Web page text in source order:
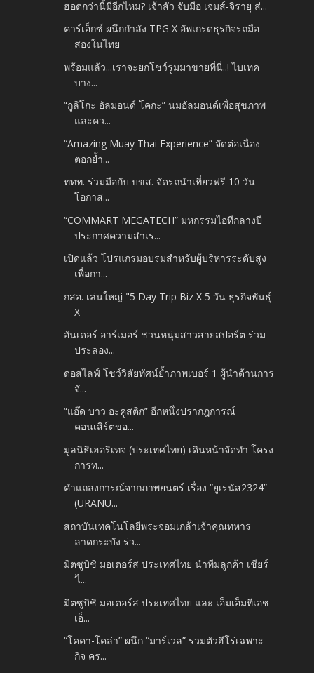
ฮอตกว่านี้มีอีกไหม? เจ้าสัว จับมือ เจมส์-จิรายุ ส่...
คาร์เอ็กซ์ ผนึกกำลัง TPG X อัพเกรดธุรกิจรถมือ
สองในไทย
พร้อมแล้ว...เราจะยกโชว์รูมมาขายที่นี่..! ไบเทค
บาง...
“กูลิโกะ อัลมอนด์ โคกะ” นมอัลมอนด์เพื่อสุขภาพ
และคว...
“Amazing Muay Thai Experience” จัดต่อเนื่อง
ตอกย้ำ...
ททท. ร่วมมือกับ บขส. จัดรถนำเที่ยวฟรี 10 วัน
โอกาส...
“COMMART MEGATECH” มหกรรมไอทีกลางปี
ประกาศความสำเร...
เปิดแล้ว โปรแกรมอบรมสำหรับผู้บริหารระดับสูง
เพื่อกา...
กสอ. เล่นใหญ่ "5 Day Trip Biz X 5 วัน ธุรกิจพันธุ์
X
อันเดอร์ อาร์เมอร์ ชวนหนุ่มสาวสายสปอร์ต ร่วม
ประลอง...
ดอสไลฟ์ โชว์วิสัยทัศน์ย้ำภาพเบอร์ 1 ผู้นำด้านการ
จั...
“แอ๊ด บาว อะคูสติก” อีกหนึ่งปรากฎการณ์
คอนเสิร์ตขอ...
มูลนิธิเฮอริเทจ (ประเทศไทย) เดินหน้าจัดทำ โครง
การท...
คำแถลงการณ์จากภาพยนตร์ เรื่อง “ยูเรนัส2324”
(URANU...
สถาบันเทคโนโลยีพระจอมเกล้าเจ้าคุณทหาร
ลาดกระบัง ร่ว...
มิตซูบิชิ มอเตอร์ส ประเทศไทย นำทีมลูกค้า เชียร์
‘ไ...
มิตซูบิชิ มอเตอร์ส ประเทศไทย และ เอ็มเอ็มทีเอช
เอ็...
“โคคา-โคล่า” ผนึก “มาร์เวล” รวมตัวฮีโร่เฉพาะ
กิจ คร...